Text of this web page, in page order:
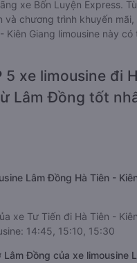
xe Bốn Luyện Express.
và chương trình khuyến mãi,
Kiên Giang limousine này có
5 xe limousine đi
Lâm Đồng tốt
Lâm Đồng Hà Tiên -
xe Tư Tiến đi Hà Tiên -
14:45, 15:10, 15:30
Đồng của xe limousine